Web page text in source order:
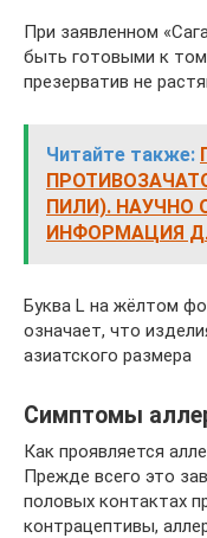
При заявленном
быть готовыми к
презерватив не
Читайте также:
ПИЛИ). НАУЧНО
ИНФОРМАЦИЯ
Буква L на жёлтом
означает, что
азиатского размера
Симптомы
Как проявляется
Прежде всего это
половых контактах
контрацептивы,